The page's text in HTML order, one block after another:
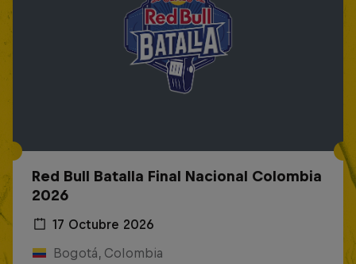
Red Bull Batalla Final Nacional Colombia
2026
17 Octubre 2026
Bogotá, Colombia